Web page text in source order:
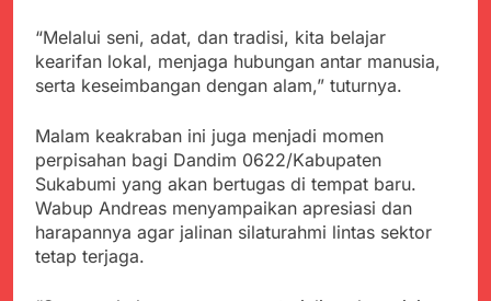
Mitra Pendidikan di
Kabupaten Sukabumi
Gercap Camat Arjasa
Langsung Turun
Lapangan Temui Warga
Desa Paseraman yang
Sebatang Kara
Agustus 3, 2026
Laksanakan Program
Oplah Non Rawa dan
PJIT 2026, Dukung
Ketersediaan Air Irigasi
bagi Petani
Agustus 2, 2026
“Melalui seni, adat, dan tradisi, kita belajar
kearifan lokal, menjaga hubungan antar manusia,
serta keseimbangan dengan alam,” tuturnya.
Malam keakraban ini juga menjadi momen
perpisahan bagi Dandim 0622/Kabupaten
Sukabumi yang akan bertugas di tempat baru.
Wabup Andreas menyampaikan apresiasi dan
harapannya agar jalinan silaturahmi lintas sektor
tetap terjaga.